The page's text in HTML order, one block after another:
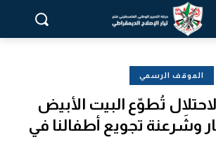
الموقف الرسمي
تُطوّع البيت الأبيض
وشَرعنة تجويع أطفالنا في